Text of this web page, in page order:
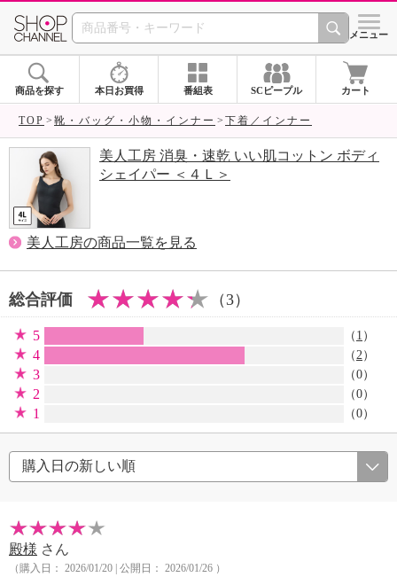
SHOP CHANNEL シメニュー
商品を探す 本日お買得 番組表 SCピープル カート
TOP 靴・バッグ・小物・インナー 下着／インナー
美人工房 消臭・速乾 いい肌コットン ボディ
シェイパー ＜４Ｌ＞
美人工房の商品一覧を見る
総合評価 （3）
5 （ 1 ）
4 （2）
3 （0）
2 （0）
1 （0）
殿様 さん
（購入日： 2026/01/20 | 公開日： 2026/01/26 ）